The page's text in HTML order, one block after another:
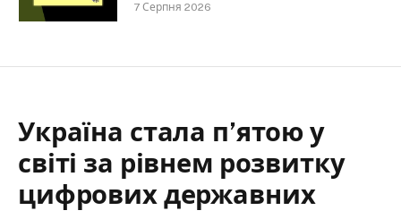
7 Серпня 2026
Україна стала п’ятою у
світі за рівнем розвитку
цифрових державних